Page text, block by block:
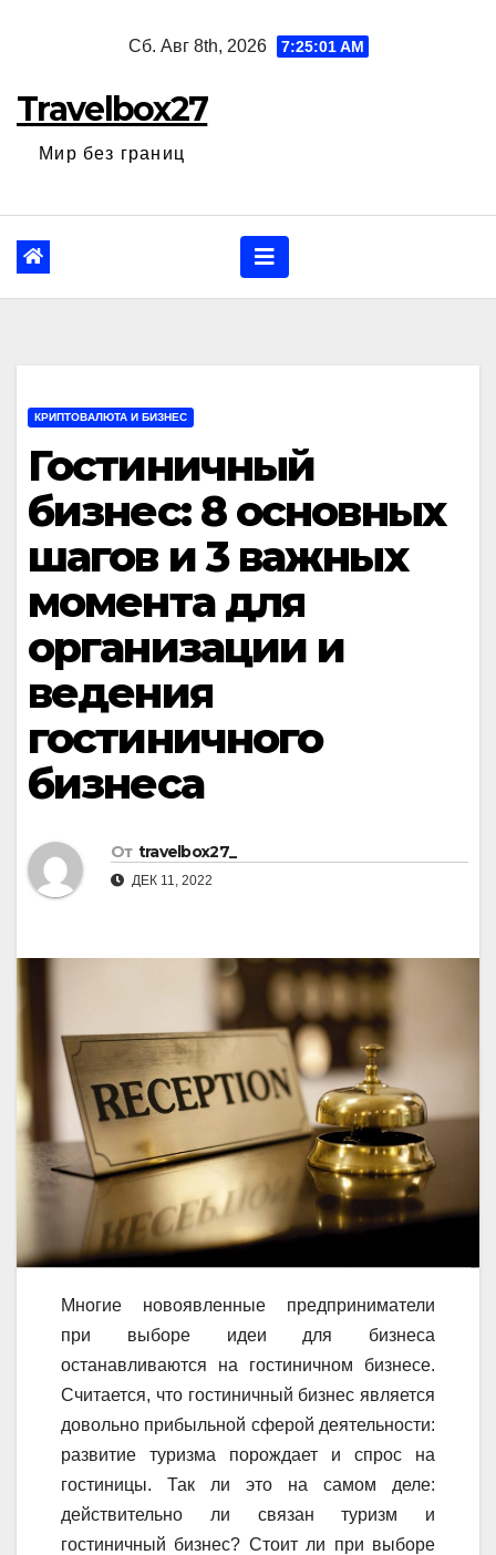
Сб. Авг 8th, 2026 7:25:02 AM
Travelbox27
Мир без границ
КРИПТОВАЛЮТА И БИЗНЕС
Гостиничный
бизнес: 8 основных
шагов и 3 важных
момента для
организации и
ведения
гостиничного
бизнеса
От travelbox27_
ДЕК 11, 2022
Многие новоявленные предприниматели
при выборе идеи для бизнеса
останавливаются на гостиничном бизнесе.
Считается, что гостиничный бизнес является
довольно прибыльной сферой деятельности:
развитие туризма порождает и спрос на
гостиницы. Так ли это на самом деле:
действительно ли связан туризм и
гостиничный бизнес? Стоит ли при выборе